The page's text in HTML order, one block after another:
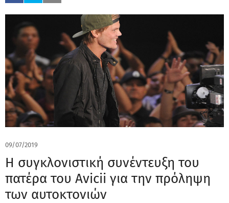
09/07/2019
Η συγκλονιστική συνέντευξη του
πατέρα του Avicii για την πρόληψη
των αυτοκτονιών